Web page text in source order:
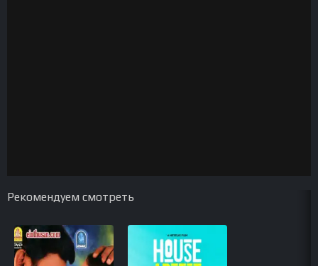
Рекомендуем смотреть